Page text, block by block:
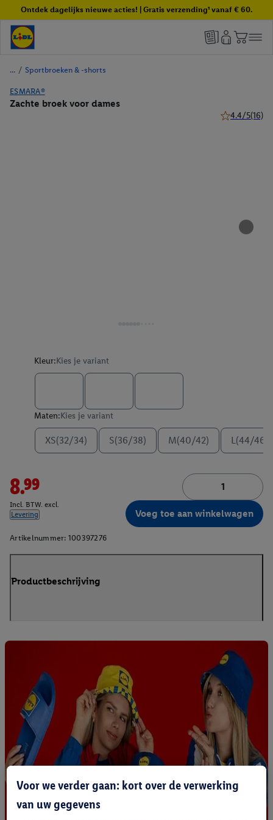
Ontdek dagelijks nieuwe acties! | Gratis verzending¹ vanaf € 60.
/ Sportbroeken & -shorts
ESMARA®
Zachte broek voor dames
4.4/5(16)
Kleur:Kies je variant
Maten:Kies je variant
XS(32/34) S(36/38) M(40/42) L(44/46)
8.99
Incl. BTW. excl.
Levering
Voeg toe aan winkelwagen
Artikelnummer: 100397276
Productbeschrijving
Voor we verder gaan: kort over de verwerking
van uw gegevens